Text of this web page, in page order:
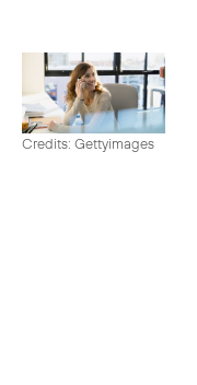
Credits: Gettyimages